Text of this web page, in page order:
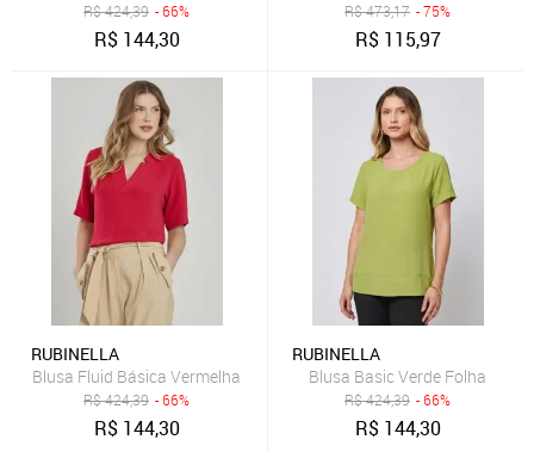
R$424,39 - 66%
R$ 144,30
R$473,17 - 75%
R$ 115,97
RUBINELLA
Blusa Fluid Básica Vermelha
R$424,39 - 66%
R$ 144,30
RUBINELLA
Blusa Basic Verde Folha
R$424,39 - 66%
R$ 144,30